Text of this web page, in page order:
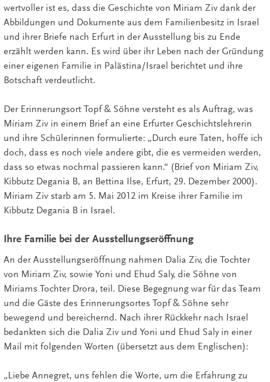
wertvoller ist es, dass die Geschichte von Miriam Ziv dank der
Abbildungen und Dokumente aus dem Familienbesitz in Israel
und ihrer Briefe nach Erfurt in der Ausstellung bis zu Ende
erzählt werden kann. Es wird über ihr Leben nach der Gründung
einer eigenen Familie in Palästina/Israel berichtet und ihre
Botschaft verdeutlicht.
Der Erinnerungsort Topf & Söhne versteht es als Auftrag, was
Miriam Ziv in einem Brief an eine Erfurter Geschichtslehrerin
und ihre Schülerinnen formulierte: „Durch eure Taten, hoffe ich
doch, dass es noch viele andere gibt, die es vermeiden werden,
dass so etwas nochmal passieren kann.“ (Brief von Miriam Ziv,
Kibbutz Degania B, an Bettina Ilse, Erfurt, 29. Dezember 2000).
Miriam Ziv starb am 5. Mai 2012 im Kreise ihrer Familie im
Kibbutz Degania B in Israel.
Ihre Familie bei der Ausstellungseröffnung
An der Ausstellungseröffnung nahmen Dalia Ziv, die Tochter
von Miriam Ziv, sowie Yoni und Ehud Saly, die Söhne von
Miriams Tochter Drora, teil. Diese Begegnung war für das Team
und die Gäste des Erinnerungsortes Topf & Söhne sehr
bewegend und bereichernd. Nach ihrer Rückkehr nach Israel
bedankten sich die Dalia Ziv und Yoni und Ehud Saly in einer
Mail mit folgenden Worten (übersetzt aus dem Englischen):
„Liebe Annegret, uns fehlen die Worte, um die Erfahrung zu